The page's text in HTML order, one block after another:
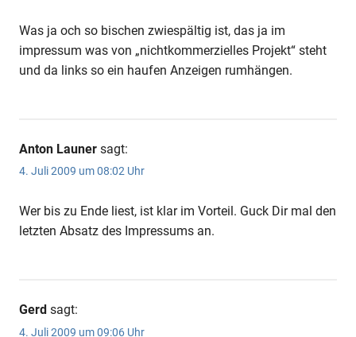
Was ja och so bischen zwiespältig ist, das ja im
impressum was von „nichtkommerzielles Projekt“ steht
und da links so ein haufen Anzeigen rumhängen.
Anton Launer sagt:
4. Juli 2009 um 08:02 Uhr
Wer bis zu Ende liest, ist klar im Vorteil. Guck Dir mal den
letzten Absatz des Impressums an.
Gerd sagt:
4. Juli 2009 um 09:06 Uhr